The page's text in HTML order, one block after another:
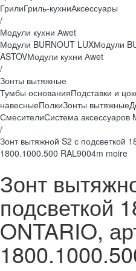
ГрилиГриль-кухниАксессуары
/
Модули кухни Аwet
Модули BURNOUT LUXМодули
ASTOVМодули кухни Аwet
/
Зонты вытяжные
Тумбы основанияПодставки и
навесныеПолкиЗонты вытяжные
СмесителиСистема аксессуаров
/
Зонт вытяжной S2 с подсветкой
1800.1000.500 RAL9004m moire
Зонт
подсветкой
ONTARIO,